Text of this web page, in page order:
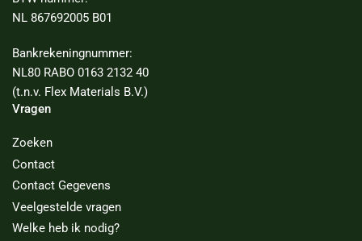
NL 867692005 B01
Bankrekeningnummer:
NL80 RABO 0163 2132 40
(t.n.v. Flex Materials B.V.)
Vragen
Zoeken
Contact
Contact Gegevens
Veelgestelde vragen
Welke heb ik nodig?